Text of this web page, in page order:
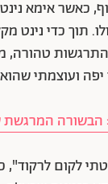
כאשר אימא
תוך כדי נינט
טהורה,
ועוצמתי
לקום לרקוד",